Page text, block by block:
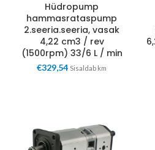
Hüdropump
hammasrataspump
2.seeria.seeria, vasak
4,22 cm3 / rev
(1500rpm) 33/6 L / min
€329,54 Sisaldab km